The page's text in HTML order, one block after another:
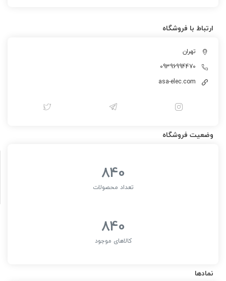
ارتباط با فروشگاه
09396994470
asa-elec.com
وضعیت فروشگاه
840
تعداد محصولات
840
کالاهای موجود
نمادها